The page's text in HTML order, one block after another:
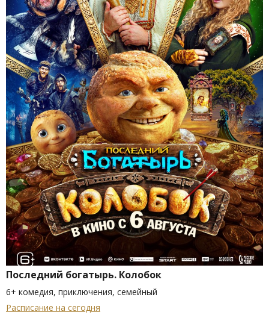
Последний богатырь. Колобок
6+ комедия, приключения, семейный
Расписание на сегодня